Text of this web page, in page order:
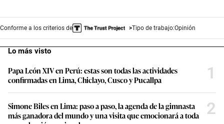
Conforme a los criterios de Tipo de trabajo:Opinión
Lo más visto
Papa León XIV en Perú: estas son todas las actividades
confirmadas en Lima, Chiclayo, Cusco y Pucallpa
1
Simone Biles en Lima: paso a paso, la agenda de la gimnasta
más ganadora del mundo y una visita que emocionará a toda
2